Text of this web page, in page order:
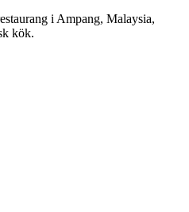
i Ampang, Malaysia,
kök.